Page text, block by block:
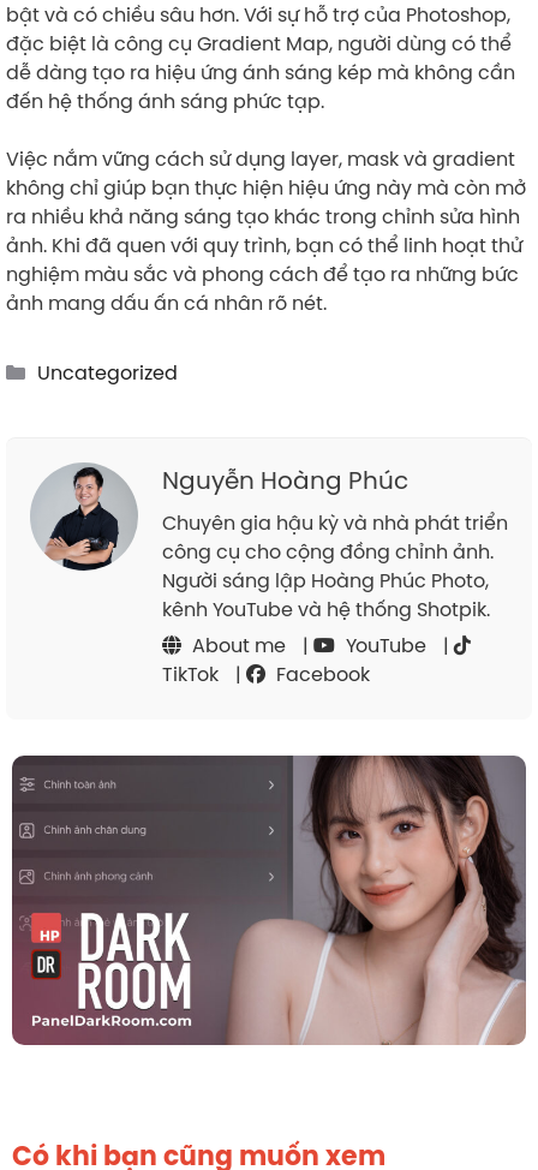
bật và có chiều sâu hơn. Với sự hỗ trợ của Photoshop,
đặc biệt là công cụ Gradient Map, người dùng có thể
dễ dàng tạo ra hiệu ứng ánh sáng kép mà không cần
đến hệ thống ánh sáng phức tạp.
Việc nắm vững cách sử dụng layer, mask và gradient
không chỉ giúp bạn thực hiện hiệu ứng này mà còn mở
ra nhiều khả năng sáng tạo khác trong chỉnh sửa hình
ảnh. Khi đã quen với quy trình, bạn có thể linh hoạt thử
nghiệm màu sắc và phong cách để tạo ra những bức
ảnh mang dấu ấn cá nhân rõ nét.
Categories
Uncategorized
Nguyễn Hoàng Phúc
Chuyên gia hậu kỳ và nhà phát triển
công cụ cho cộng đồng chỉnh ảnh.
Người sáng lập Hoàng Phúc Photo,
kênh YouTube và hệ thống Shotpik.
About me
| YouTube
|
TikTok
| Facebook
Có khi bạn cũng muốn xem